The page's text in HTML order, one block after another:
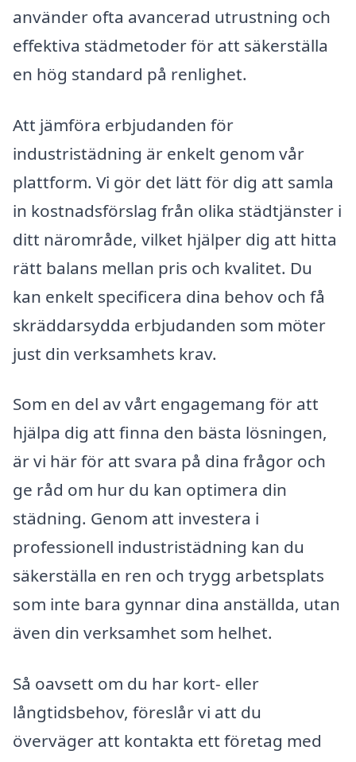
använder ofta avancerad utrustning och
effektiva städmetoder för att säkerställa
en hög standard på renlighet.
Att jämföra erbjudanden för
industristädning är enkelt genom vår
plattform. Vi gör det lätt för dig att samla
in kostnadsförslag från olika städtjänster i
ditt närområde, vilket hjälper dig att hitta
rätt balans mellan pris och kvalitet. Du
kan enkelt specificera dina behov och få
skräddarsydda erbjudanden som möter
just din verksamhets krav.
Som en del av vårt engagemang för att
hjälpa dig att finna den bästa lösningen,
är vi här för att svara på dina frågor och
ge råd om hur du kan optimera din
städning. Genom att investera i
professionell industristädning kan du
säkerställa en ren och trygg arbetsplats
som inte bara gynnar dina anställda, utan
även din verksamhet som helhet.
Så oavsett om du har kort- eller
långtidsbehov, föreslår vi att du
överväger att kontakta ett företag med